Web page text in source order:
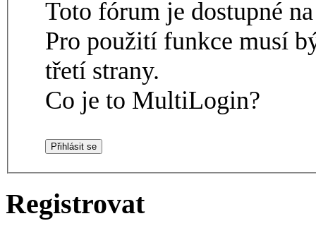
Toto fórum je dostupné
Pro použití funkce musí
třetí strany.
Co je to MultiLogin?
Registrovat